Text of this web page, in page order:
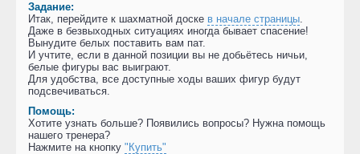
Задание:
Итак, перейдите к шахматной доске в начале страницы.
Даже в безвыходных ситуациях иногда бывает спасение!
Вынудите белых поставить вам пат.
И учтите, если в данной позиции вы не добьётесь ничьи,
белые фигуры вас выиграют.
Для удобства, все доступные ходы ваших фигур будут
подсвечиваться.
Помощь:
Хотите узнать больше? Появились вопросы? Нужна помощь
нашего тренера?
Нажмите на кнопку "Купить"